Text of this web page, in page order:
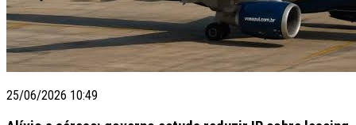
25/06/2026 10:49